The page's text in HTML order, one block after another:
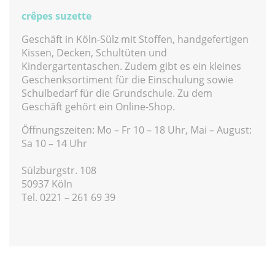
crêpes suzette
Geschäft in Köln-Sülz mit Stoffen, handgefertigen
Kissen, Decken, Schultüten und
Kindergartentaschen. Zudem gibt es ein kleines
Geschenksortiment für die Einschulung sowie
Schulbedarf für die Grundschule. Zu dem
Geschäft gehört ein Online-Shop.
Öffnungszeiten: Mo – Fr 10 – 18 Uhr, Mai – August:
Sa 10 – 14 Uhr
Sülzburgstr. 108
50937 Köln
Tel. 0221 – 261 69 39